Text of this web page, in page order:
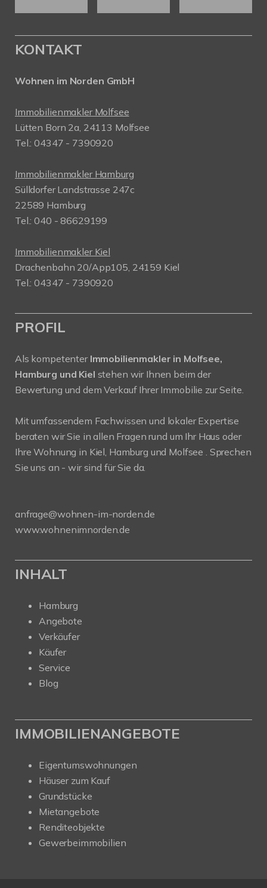
KONTAKT
Wohnen im Norden GmbH
Immobilienmakler Molfsee
Lütten Born 2a, 24113 Molfsee
Tel.: 04347 - 7390920
Immobilienmakler Hamburg
Sülldorfer Landstrasse 247c
22589 Hamburg
Tel.: 040 - 86629199
Immobilienmakler Kiel
Drachenbahn 20/App105, 24159 Kiel
Tel.: 04347 - 7390920
PROFIL
Als kompetenter Immobilienmakler in Molfsee,
Hamburg und Kiel stehen wir Ihnen beim der
Bewertung und dem Verkauf Ihrer Immobilie zur Seite.
Mit umfassendem Fachwissen und lokaler Expertise
beraten wir Sie in allen Fragen rund um Ihr Haus oder
Ihre Wohnung in Kiel, Hamburg und Molfsee . Sprechen
Sie uns an - wir sind für Sie da.
anfrage@wohnen-im-norden.de
www.wohnenimnorden.de
INHALT
Hamburg
Angebote
Verkäufer
Käufer
Service
Blog
IMMOBILIENANGEBOTE
Eigentumswohnungen
Häuser zum Kauf
Grundstücke
Mietangebote
Renditeobjekte
Gewerbeimmobilien